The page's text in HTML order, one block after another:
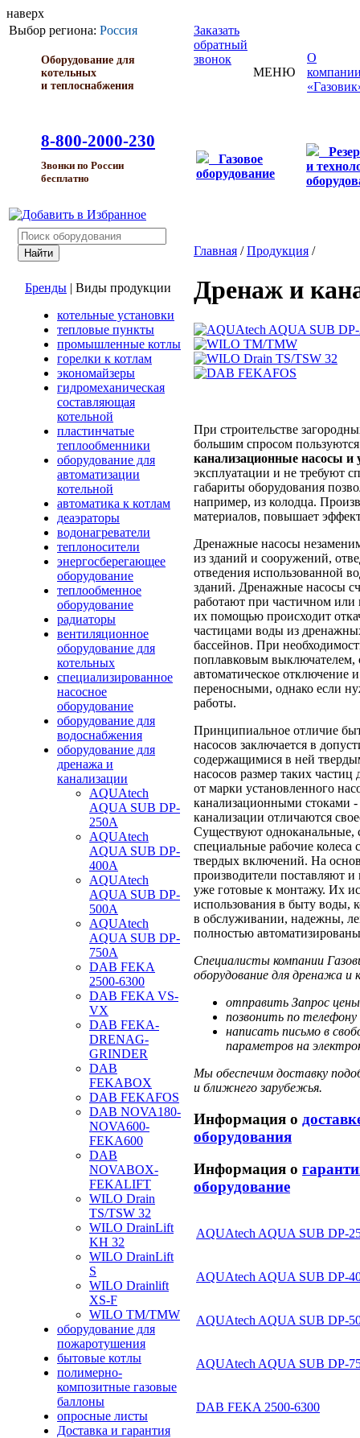
наверх
Выбор региона: Россия
Оборудование для
котельных
и теплоснабжения
8-800-2000-230
Звонки по России
бесплатно
Заказать
обратный
звонок
МЕНЮ
О
Газовое
оборудование
и
Бренды | Виды продукции
котельные установки
тепловые пункты
промышленные котлы
горелки к котлам
экономайзеры
гидромеханическая
составляющая
котельной
пластинчатые
теплообменники
оборудование для
автоматизации
котельной
автоматика к котлам
деаэраторы
водонагреватели
теплоносители
энергосберегающее
оборудование
теплообменное
оборудование
радиаторы
вентиляционное
оборудование для
котельных
специализированное
насосное
оборудование
оборудование для
водоснабжения
оборудование для
дренажа и
канализации
AQUAtech
AQUA SUB DP-
250A
AQUAtech
AQUA SUB DP-
400A
AQUAtech
AQUA SUB DP-
500A
AQUAtech
AQUA SUB DP-
750A
DAB FEKA
2500-6300
DAB FEKA VS-
VX
DAB FEKA-
DRENAG-
GRINDER
DAB
FEKABOX
DAB FEKAFOS
DAB NOVA180-
NOVA600-
FEKA600
DAB
NOVABOX-
FEKALIFT
WILO Drain
TS/TSW 32
WILO DrainLift
KH 32
WILO DrainLift
S
WILO Drainlift
XS-F
WILO TM/TMW
оборудование для
пожаротушения
бытовые котлы
полимерно-
композитные газовые
баллоны
опросные листы
Доставка и гарантия
Главная /Продукция /
Дренаж и
При строительстве
большим спросом
канализационные насосы и
эксплуатации и не требуют
габариты оборудования
например, из колодца.
материалов, повышает
Дренажные насосы
из зданий и сооружений,
отведения использованной
зданий. Дренажные насосы
работают при частичном
их помощью происходит
частицами воды из
бассейнов. При
поплавковым выключателем,
автоматическое отключение
переносными, однако если
работы.
Принципиальное отличие
насосов заключается в
содержащимися в ней
насосов размер таких
от марки установленного
канализационными стоками
канализации отличаются
Существуют одноканальные,
специальные рабочие
твердых включений. На
производители поставляют
уже готовые к монтажу. Их
использования в быту воды,
в обслуживании, надежны,
полностью
Специалисты компании
оборудование для дренажа
отправить Запрос цены
позвонить по
написать письмо в
параметров на
Мы обеспечим доставку
и ближнего зарубежья.
Информация о
оборудования
Информация о
оборудование
AQUAtech AQUA SUB DP-
AQUAtech AQUA SUB DP-
AQUAtech AQUA SUB DP-
AQUAtech AQUA SUB DP-
DAB FEKA 2500-6300